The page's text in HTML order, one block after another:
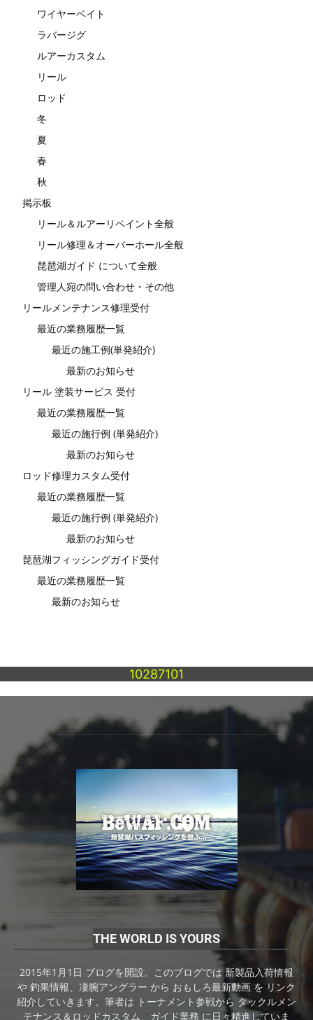
ワイヤーベイト
ラバージグ
ルアーカスタム
リール
ロッド
冬
夏
春
秋
掲示板
リール＆ルアーリペイント全般
リール修理＆オーバーホール全般
琵琶湖ガイド について全般
管理人宛の問い合わせ・その他
リールメンテナンス修理受付
最近の業務履歴一覧
最近の施工例(単発紹介)
最新のお知らせ
リール 塗装サービス 受付
最近の業務履歴一覧
最近の施行例 (単発紹介)
最新のお知らせ
ロッド修理カスタム受付
最近の業務履歴一覧
最近の施行例 (単発紹介)
最新のお知らせ
琵琶湖フィッシングガイド受付
最近の業務履歴一覧
最新のお知らせ
10287101
THE WORLD IS YOURS
2015年1月1日 ブログを開設。このブログでは 新製品入荷情報
や 釣果情報、凄腕アングラー から おもしろ最新動画 を リンク
紹介していきます。筆者は トーナメント参戦から タックルメン
テナンス＆ロッドカスタム、ガイド業務 に日々精進していま